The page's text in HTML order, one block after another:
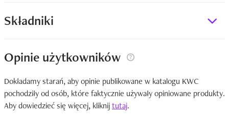
Składniki
Opinie użytkowników
Dokładamy starań, aby opinie publikowane w katalogu KWC
pochodziły od osób, które faktycznie używały opiniowane produkty.
Aby dowiedzieć się więcej, kliknijtutaj.